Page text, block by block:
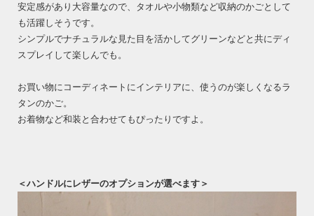
安定感があり大容量なので、タオルや小物類など収納のかごとして
も活躍しそうです。
シンプルでナチュラルな見た目を活かしてグリーンなどと共にディ
スプレイして楽しんでも。
お買い物にコーディネートにインテリアに、使うのが楽しくなるラ
タンのかご。
お着物など和装と合わせてもぴったりですよ。
＜ハンドルにレザーのオプションが選べます＞